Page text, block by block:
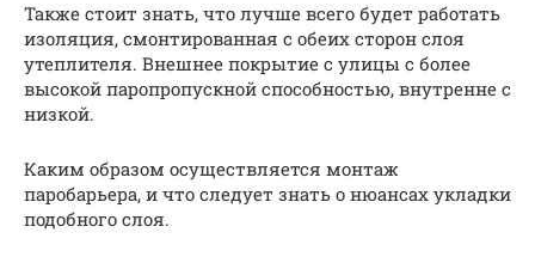
Также стоит знать, что лучше всего будет работать
изоляция, смонтированная с обеих сторон слоя
утеплителя. Внешнее покрытие с улицы с более
высокой паропропускной способностью, внутренне с
низкой.
Каким образом осуществляется монтаж
паробарьера, и что следует знать о нюансах укладки
подобного слоя.